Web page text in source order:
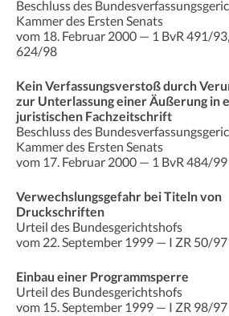
Beschluss des
Kammer des Ersten Senats
vom 18. Februar 2000 — 1 BvR 491/
624/98
Kein Verfassungsverstoß durch
zur Unterlassung einer Äußerung in
juristischen Fachzeitschrift
Beschluss des
Kammer des Ersten Senats
vom 17. Februar 2000 — 1 BvR 484/99
Verwechslungsgefahr bei Titeln von
Druckschriften
Urteil des Bundesgerichtshofs
vom 22. September 1999 — I ZR 50/97
Einbau einer Programmsperre
Urteil des Bundesgerichtshofs
vom 15. September 1999 — I ZR 98/97